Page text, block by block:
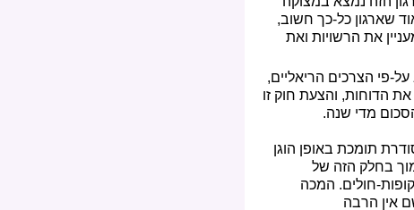
שארגון כל-כך חשוב,
את הרשויות ואת
פי הצרכים הריאליים,
הדוחות, והצעת חוק זו
מדי שנה.
תומכת באופן הוגן
בחלק הזה של
חולים. המכה
אין הרבה